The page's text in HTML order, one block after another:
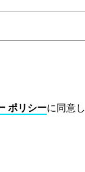
ポリシーに同意